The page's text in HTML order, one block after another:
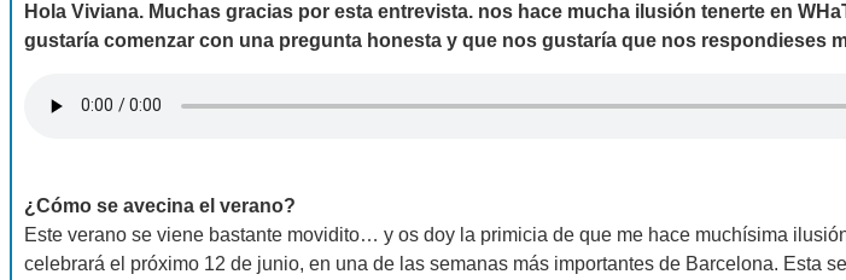
Hola Viviana. Muchas gracias por esta entrevista. nos hace mucha ilusión tenerte en
gustaría comenzar con una pregunta honesta y que nos gustaría que nos respondieses
¿Cómo se avecina el verano?
Este verano se viene bastante movidito… y os doy la primicia de que me hace muchísima
celebrará el próximo 12 de junio, en una de las semanas más importantes de Barcelona. Esta